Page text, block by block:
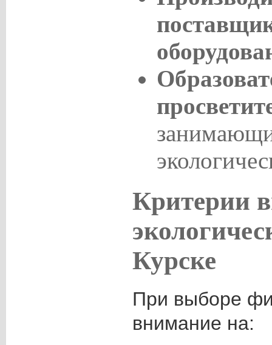
Критерии
Курске
При выборе
внимание на: